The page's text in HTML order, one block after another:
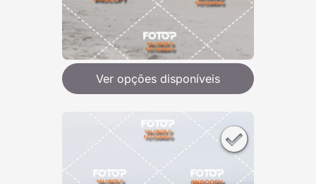
Ver opções disponíveis